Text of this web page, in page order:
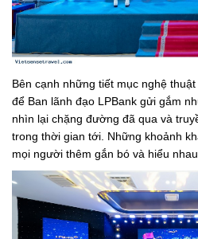
Bên cạnh những tiết mục nghệ
để Ban lãnh đạo LPBank gửi gắm
nhìn lại chặng đường đã qua và
trong thời gian tới. Những khoảnh
mọi người thêm gắn bó và hiểu